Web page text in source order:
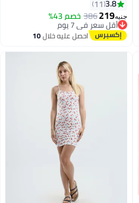
3.8
11
جنيه219
386 خصم 43%
أقل سعر في 7 يوم
توصيل مجاني
أقل سعر في 7 يوم
احصل عليه خلال10
اغسطس